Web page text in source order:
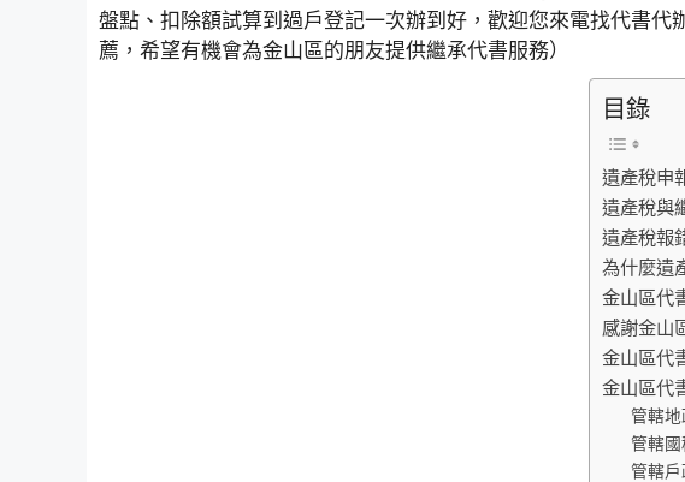
盤點、扣除額試算到過戶登記一次辦到好，歡迎您來電找代書代
薦，希望有機會為金山區的朋友提供繼承代書服務）
目錄
遺產稅申
遺產稅與
遺產稅報
為什麼遺
金山區代
感謝金山
金山區代
金山區代
管轄
管轄國
管轄